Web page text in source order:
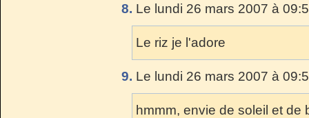
8. Le lundi 26 mars 2007 à
Le riz je l'adore
9. Le lundi 26 mars 2007 à
hmmm, envie de soleil et de